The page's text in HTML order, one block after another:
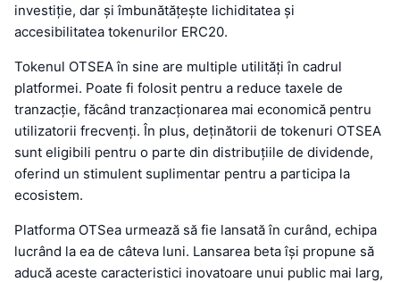
investiție, dar și îmbunătățește lichiditatea și
accesibilitatea tokenurilor ERC20.
Tokenul OTSEA în sine are multiple utilități în cadrul
platformei. Poate fi folosit pentru a reduce taxele de
tranzacție, făcând tranzacționarea mai economică pentru
utilizatorii frecvenți. În plus, deținătorii de tokenuri OTSEA
sunt eligibili pentru o parte din distribuțiile de dividende,
oferind un stimulent suplimentar pentru a participa la
ecosistem.
Platforma OTSea urmează să fie lansată în curând, echipa
lucrând la ea de câteva luni. Lansarea beta își propune să
aducă aceste caracteristici inovatoare unui public mai larg,